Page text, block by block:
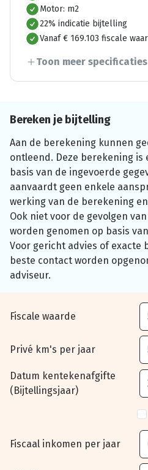
Motor: m2
22% indicatie bijtelling
Vanaf € 169.103 fiscale
Toon meer specificaties
Bereken je bijtelling
Aan de berekening kunnen
ontleend. Deze berekening is
basis van de ingevoerde
aanvaardt geen enkele
werking van de berekening
Ook niet voor de gevolgen
worden genomen op basis
Voor gericht advies of exacte
beste contact worden
adviseur.
Fiscale waarde
Privé km's per jaar
Datum kentekenafgifte
(Bijtellingsjaar)
Fiscaal inkomen per jaar